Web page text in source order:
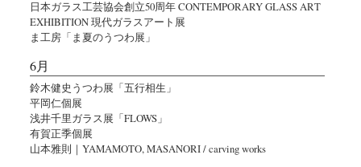
日本ガラス工芸協会創立50周年 CONTEMPORARY GLASS ART
EXHIBITION 現代ガラスアート展
ま工房「ま夏のうつわ展」
6月
鈴木健史うつわ展「五行相生」
平岡仁個展
浅井千里ガラス展「FLOWS」
有賀正季個展
山本雅則｜YAMAMOTO, MASANORI / carving works